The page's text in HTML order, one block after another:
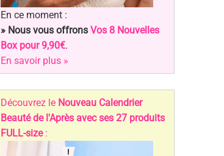
En ce moment :
» Nous vous offrons Vos 8 Nouvelles
Box pour 9,90€.
En savoir plus »
Découvrez le Nouveau Calendrier
Beauté de l'Après avec ses 27 produits
FULL-size: